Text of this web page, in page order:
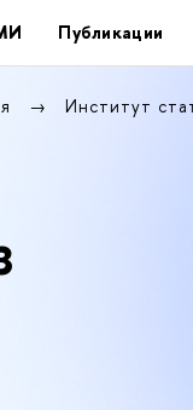
Публикации
Институт